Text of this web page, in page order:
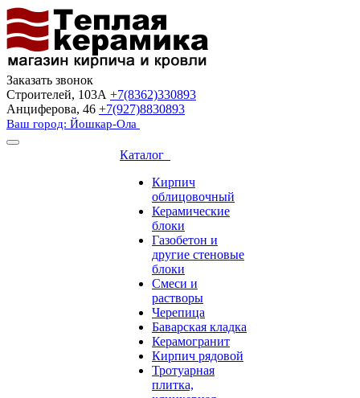
Заказать звонок
Строителей, 103А +7(8362)330893
Анциферова, 46 +7(927)8830893
Ваш город: Йошкар-Ола
Каталог
Кирпич
облицовочный
Керамические
блоки
Газобетон и
другие стеновые
блоки
Смеси и
растворы
Черепица
Баварская кладка
Керамогранит
Кирпич рядовой
Тротуарная
плитка,